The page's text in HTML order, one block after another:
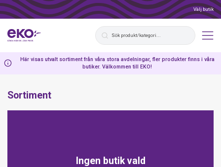
Välj butik
Här visas utvalt sortiment från våra stora avdelningar, fler produkter finns i våra
butiker. Välkommen till EKO!
Sortiment
Ingen butik vald